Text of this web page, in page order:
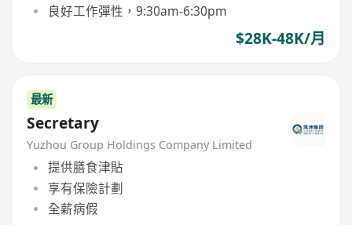
良好工作彈性，9:30am-6:30pm
$28K-48K/月
最新
Secretary
Yuzhou Group Holdings Company Limited
提供膳食津貼
享有保險計劃
全薪病假